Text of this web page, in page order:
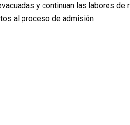
y continúan las labores de
al proceso de admisión